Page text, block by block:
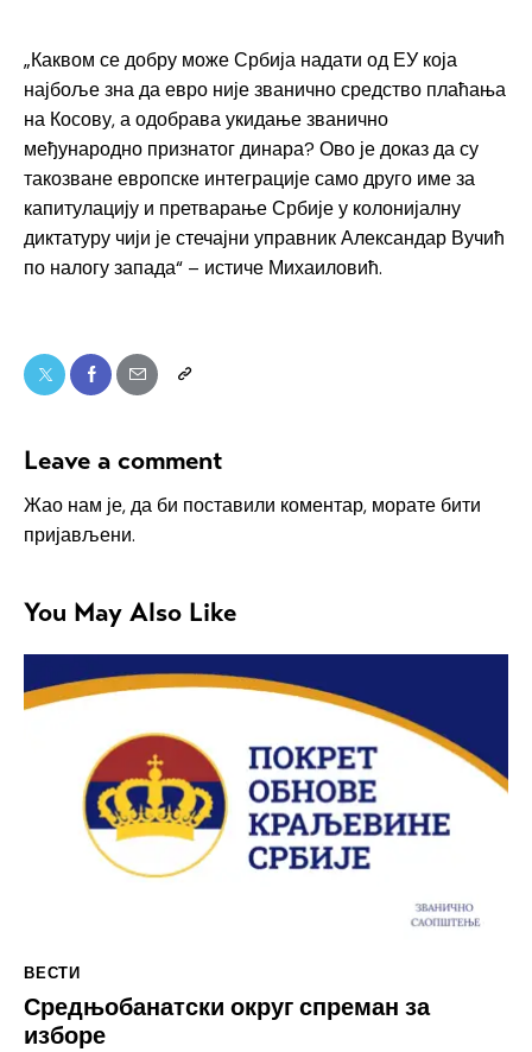
„Каквом се добру може Србија надати од ЕУ која
најбоље зна да евро није званично средство плаћања
на Косову, а одобрава укидање званично
међународно признатог динара? Ово је доказ да су
такозване европске интеграције само друго име за
капитулацију и претварање Србије у колонијалну
диктатуру чији је стечајни управник Александар Вучић
по налогу запада“ – истиче Михаиловић.
Leave a comment
Жао нам је, да би поставили коментар, морате бити
пријављени.
You May Also Like
ВЕСТИ
Средњобанатски округ спреман за
изборе